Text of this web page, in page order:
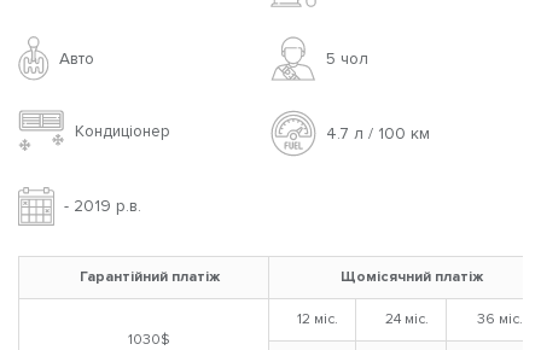
Авто 5 чoл
Кондиціонер 4.7 л / 100 км
- 2019 р.в.
Гарантійний платіж Щомісячний платіж
1030$
12 міс. 24 міс. 36 міс.